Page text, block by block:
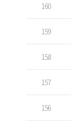
160
159
158
157
156